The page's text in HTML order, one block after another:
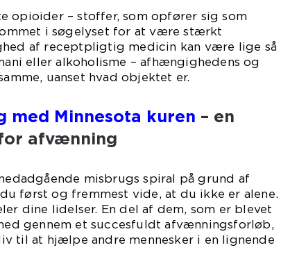
opioider – stoffer, som opfører sig som
i søgelyset for at være stærkt
af receptpligtig medicin kan være lige så
eller alkoholisme – afhængighedens og
uanset hvad objektet er.
med Minnesota kuren – en
afvænning
misbrugs spiral på grund af
først og fremmest vide, at du ikke er alene.
dine lidelser. En del af dem, som er blevet
gennem et succesfuldt afvænningsforløb,
til at hjælpe andre mennesker i en lignende